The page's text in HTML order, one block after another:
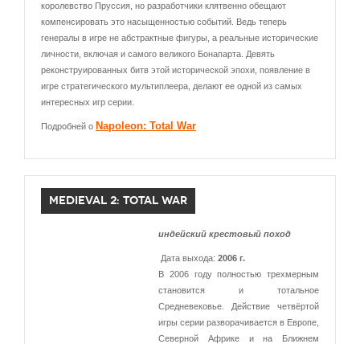
королевство Пруссия, но разработчики клятвенно обещают
компенсировать это насыщенностью событий. Ведь теперь
генералы в игре не абстрактные фигуры, а реальные исторические
личности, включая и самого великого Бонапарта. Девять
реконструированных битв этой исторической эпохи, появление в
игре стратегического мультиплеера, делают ее одной из самых
интересных игр серии.
Подробней о Napoleon: Total War
MEDIEVAL 2: TOTAL WAR
индейский крестовый поход
Дата выхода: 2006 г.
В 2006 году полностью трехмерным
становится и тотальное
Средневековье. Действие четвёртой
игры серии разворачивается в Европе,
Северной Африке и на Ближнем